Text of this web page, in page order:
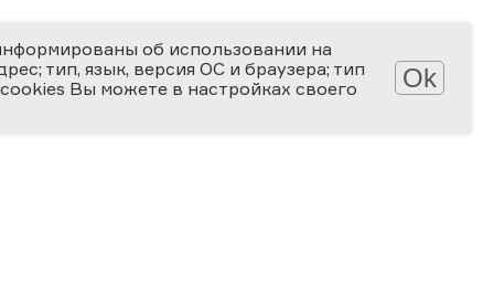
об использовании на
тип, язык, версия ОС и браузера; тип
Вы можете в настройках своего
Ok